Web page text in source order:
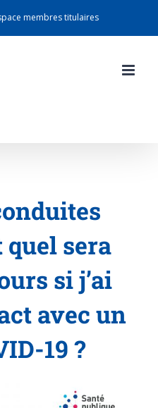
membres titulaires
quel sera
si j’ai
avec un
19 ?